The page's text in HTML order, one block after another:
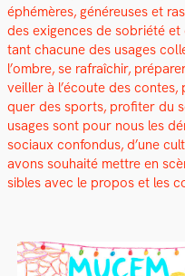
éphémères, généreuses et
des exi­gences de sobriété
tant cha­cune des usages
l’ombre, se rafraîchir,
veiller à l’écoute des
quer des sports, prof­iter du
usages sont pour nous les
soci­aux con­fon­dus, d’une
avons souhaité met­tre en
si­bles avec le pro­pos et les